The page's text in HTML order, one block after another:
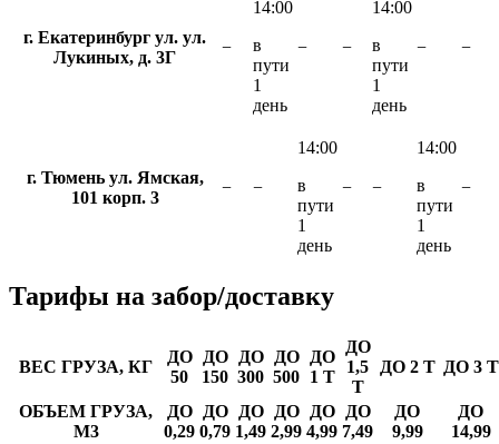
г. Екатеринбург ул. ул.
Лукиных, д. 3Г
−
14:00
в
пути
1
день
− −
14:00
в
пути
1
день
− −
г. Тюмень ул. Ямская,
101 корп. 3
− −
14:00
в
пути
1
день
− −
14:00
в
пути
1
день
−
Тарифы на забор/доставку
ВЕС ГРУЗА, КГ
ДО
50
ДО
150
ДО
300
ДО
500
ДО
1 Т
ДО
1,5
Т
ДО 2 Т ДО 3 Т
ОБЪЕМ ГРУЗА,
М3
ДО
0,29
ДО
0,79
ДО
1,49
ДО
2,99
ДО
4,99
ДО
7,49
ДО
9,99
ДО
14,99